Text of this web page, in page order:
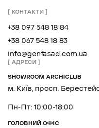
КОНТАКТИ
+38 097 548 18 84
+38 067 548 18 83
info@genfasad.com.ua
АДРЕСИ
SHOWROOM ARCHICLUB
м. Київ, просп.
Пн-Пт: 10:00-18:00
ГОЛОВНИЙ ОФІС